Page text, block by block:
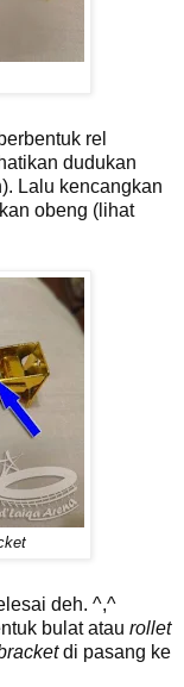
rel
dudukan
Lalu kencangkan
obeng (lihat
deh. ^,^
bulat atau rollet
di pasang ke